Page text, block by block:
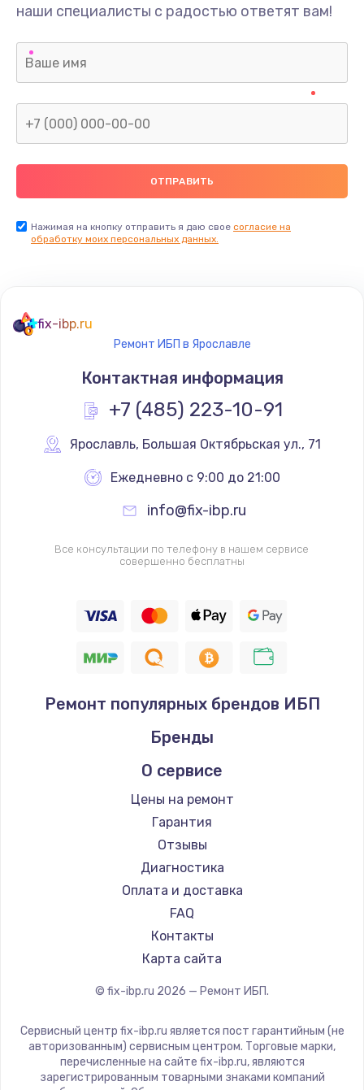
наши специалисты с радостью ответят вам!
Нажимая на кнопку отправить я даю свое согласие на
обработку моих персональных данных.
fix-ibp.ru
Ремонт ИБП в Ярославле
Контактная информация
+7 (485) 223-10-91
Ярославль, Большая Октябрьская ул., 71
Ежедневно с 9:00 до 21:00
info@fix-ibp.ru
Все консультации по телефону в нашем сервисе
совершенно бесплатны
Ремонт популярных брендов ИБП
Бренды
О сервисе
Цены на ремонт
Гарантия
Отзывы
Диагностика
Оплата и доставка
FAQ
Контакты
Карта сайта
© fix-ibp.ru 2026 — Ремонт ИБП.
Сервисный центр fix-ibp.ru является пост гарантийным (не
авторизованным) сервисным центром. Торговые марки,
перечисленные на сайте fix-ibp.ru, являются
зарегистрированным товарными знаками компаний